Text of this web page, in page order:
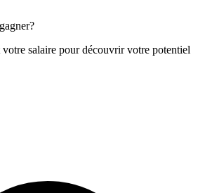
salaire pour découvrir votre potentiel